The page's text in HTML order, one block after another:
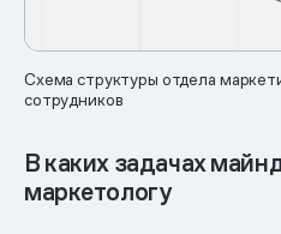
Схема структуры отдела
сотрудников
В каких задачах
маркетологу